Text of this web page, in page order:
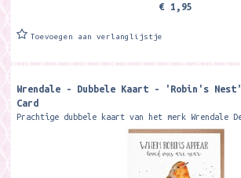
€ 1,95
Toevoegen aan verlanglijstje
Wrendale - Dubbele Kaart - 'Robin's
Card
Prachtige dubbele kaart van het merk Wrendale
x 13,8 cm. Met kraft envelop Let someone know